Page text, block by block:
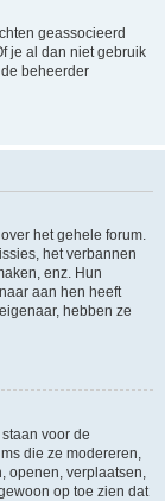
geassocieerd
je al dan niet gebruik
beheerder
het gehele forum.
het verbannen
enz. Hun
aan hen heeft
hebben ze
voor de
die ze modereren,
openen, verplaatsen,
op toe zien dat